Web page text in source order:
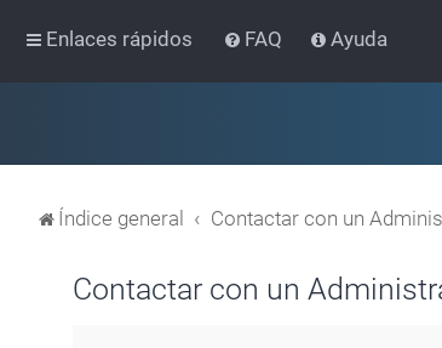
Enlaces rápidos FAQ Ayuda
Índice general Contactar con un
Contactar con un